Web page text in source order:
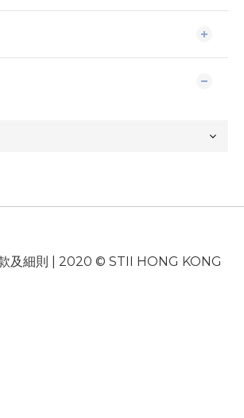
及細則 | 2020 © STII HONG KONG